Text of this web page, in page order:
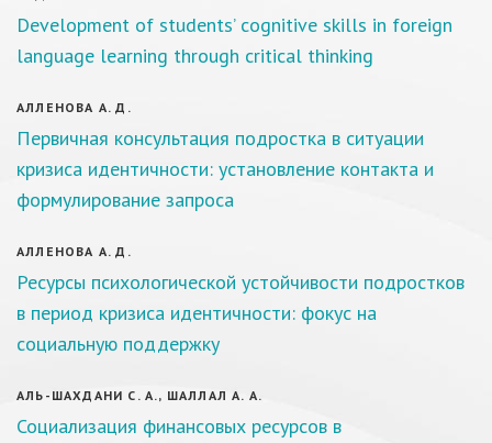
Development of students’ cognitive skills in foreign
language learning through critical thinking
АЛЛЕНОВА А. Д.
Первичная консультация подростка в ситуации
кризиса идентичности: установление контакта и
формулирование запроса
АЛЛЕНОВА А. Д.
Ресурсы психологической устойчивости подростков
в период кризиса идентичности: фокус на
социальную поддержку
АЛЬ-ШАХДАНИ С. А., ШАЛЛАЛ А. А.
Социализация финансовых ресурсов в